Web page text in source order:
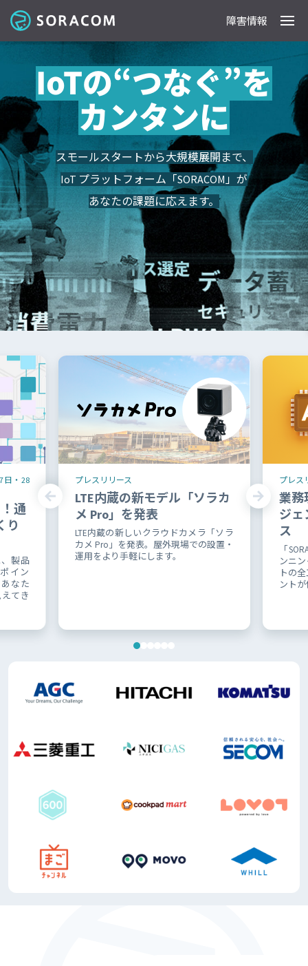
製品
事例
料金
ドキュメント
導入支援
IoTストア
最新情報 障害情報
IoTの“つなぐ”を
カンタンに
スモールスタートから大規模展開まで、
IoT プラットフォーム「SORACOM」が
あなたの課題に応え ます。
日・28
通
り
製品
イン
なた
てき
プレスリリース
LTE内蔵の新モデル「ソラカ
メ Pro」を発表
LTE内蔵の新しいクラウドカメラ「ソラ
カメ Pro」を発表。屋外現場での設置・
運用をより手軽にします。
プレス
業務
ジェ
ス
「
ンニ
トの
ント